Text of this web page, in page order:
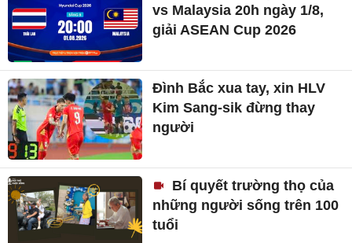
vs Malaysia 20h ngày 1/8,
giải ASEAN Cup 2026
Đình Bắc xua tay, xin HLV
Kim Sang-sik đừng thay
người
Bí quyết trường thọ của
những người sống trên 100
tuổi